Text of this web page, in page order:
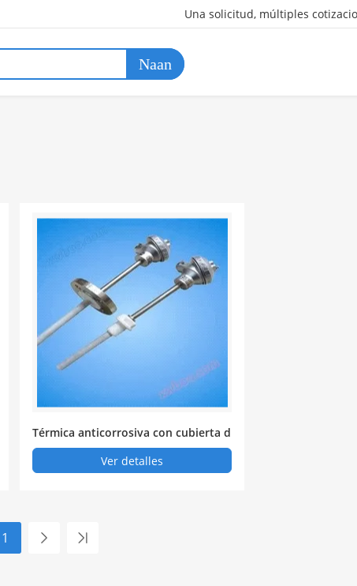
Una solicitud, múltiples
Naan
Térmica anticorrosiva con cubierta d
e tetrafluoro en la correa de la brida
Ver detalles
1